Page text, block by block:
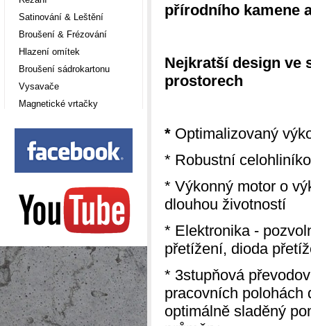
Satinování & Leštění
Broušení & Frézování
Hlazení omítek
Broušení sádrokartonu
Vysavače
Magnetické vrtačky
přírodního kamene
Nejkratší design ve
prostorech
* Optimalizovaný
* Robustní
* Výkonný motor o
dlouhou životností
* Elektronika -
přetížení, dioda
* 3stupňová
pracovních
optimálně sladěný